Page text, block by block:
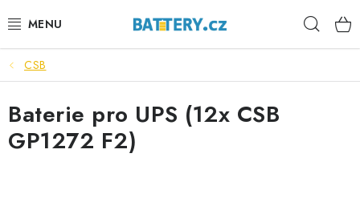
na
VÝHODNÉ SETY
SLUŽBY
AUTOBATERIE
CSB
Baterie pro UPS (12x CSB
GP1272 F2)